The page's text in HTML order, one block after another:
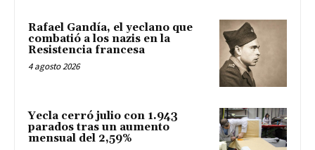
Rafael Gandía, el yeclano que
combatió a los nazis en la
Resistencia francesa
4 agosto 2026
Yecla cerró julio con 1.943
parados tras un aumento
mensual del 2,59%